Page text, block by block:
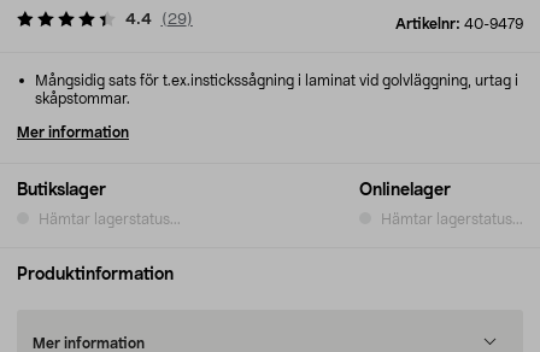
Artikelnr: 40-9479
4.4 ( 29)
Butikslager
Hämtar lagerstatus...
Onlinelager
Hämtar lagerstatus...
Mångsidig sats för t.ex.instickssågning i laminat vid golvläggning, urtag i
skåpstommar.
Mer information
Produktinformation
Mer information